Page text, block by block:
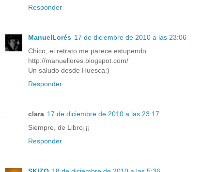
Responder
ManuelLorés 17 de diciembre de 2010 a las 23:06
Chico, el retrato me parece estupendo.
http://manuellores.blogspot.com/
Un saludo desde Huesca:)
Responder
clara 17 de diciembre de 2010 a las 23:17
Siempre, de Libro¡¡¡
Responder